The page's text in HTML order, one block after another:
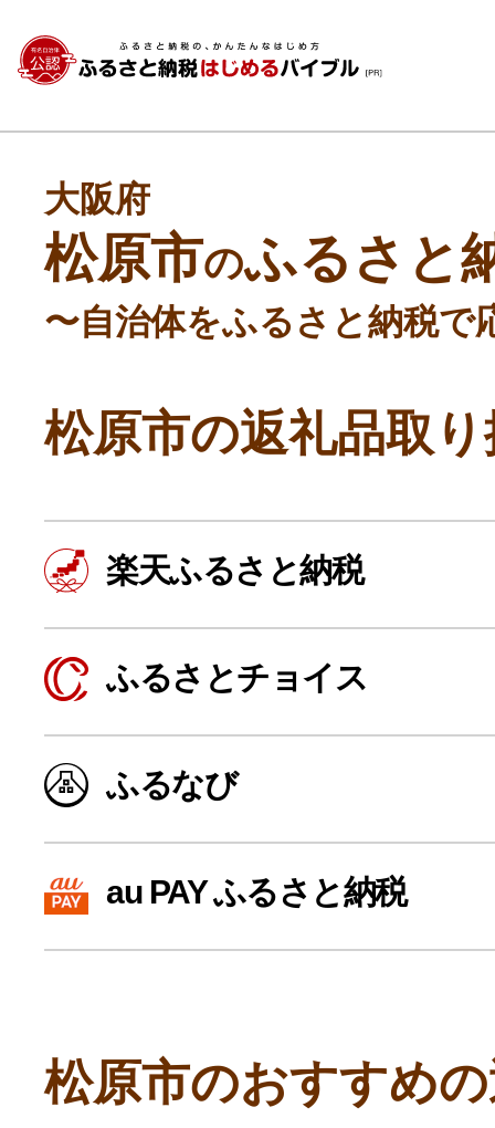
よく見られている返礼品
ふるさと納税徹底比較
給与所得者版
大阪府
松原市のふるさと
〜自治体をふるさと納税で
松原市の返礼品取
楽天ふるさと納税
ふるさとチョイス
ふるなび
au PAY ふるさと納税
松原市のおすすめ